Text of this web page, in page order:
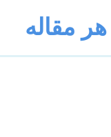
مقاله